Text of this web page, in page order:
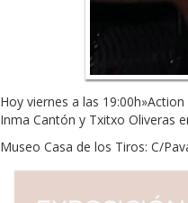
Hoy viernes a las
Inma Cantón y Txitxo Oliveras
Museo Casa de los Tiros: C/